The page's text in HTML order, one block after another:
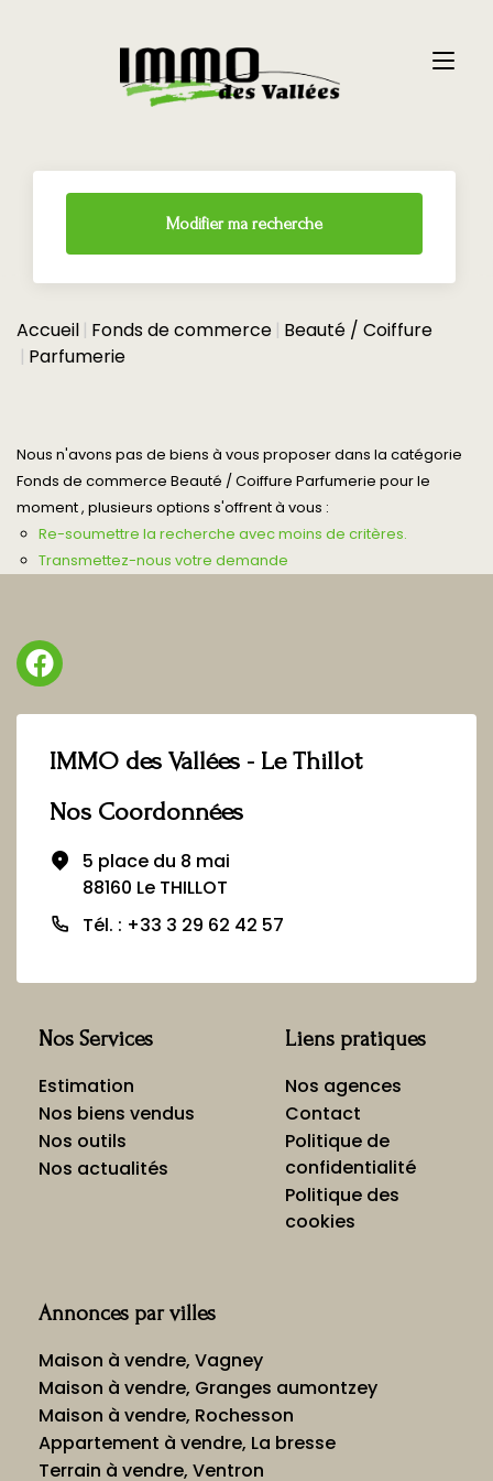
Modifier ma recherche
Accueil Fonds de commerce Beauté / Coiffure
Parfumerie
Nous n'avons pas de biens à vous proposer dans la catégorie
Fonds de commerce Beauté / Coiffure Parfumerie pour le
moment , plusieurs options s'offrent à vous :
Re-soumettre la recherche avec moins de critères.
Transmettez-nous votre demande
IMMO des Vallées - Le Thillot
Nos Coordonnées
5 place du 8 mai
88160 Le THILLOT
Tél. : +33 3 29 62 42 57
Nos Services
Estimation
Nos biens vendus
Nos outils
Nos actualités
Liens pratiques
Nos agences
Contact
Politique de
confidentialité
Politique des
cookies
Annonces par villes
Maison à vendre, Vagney
Maison à vendre, Granges aumontzey
Maison à vendre, Rochesson
Appartement à vendre, La bresse
Terrain à vendre, Ventron